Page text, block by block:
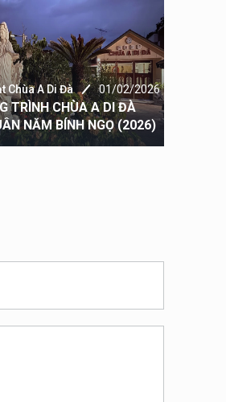
Chùa A Di Đà 01/02/2026
TRÌNH CHÙA A DI ĐÀ
NĂM BÍNH NGỌ (2026)